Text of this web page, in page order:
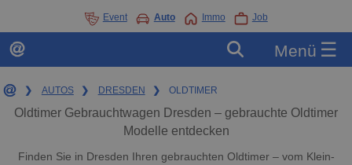
Event Auto Immo Job
Menü ☰
❯ AUTOS ❯ DRESDEN ❯ OLDTIMER
Oldtimer Gebrauchtwagen Dresden – gebrauchte Oldtimer
Modelle entdecken
Finden Sie in Dresden Ihren gebrauchten Oldtimer – vom Klein-